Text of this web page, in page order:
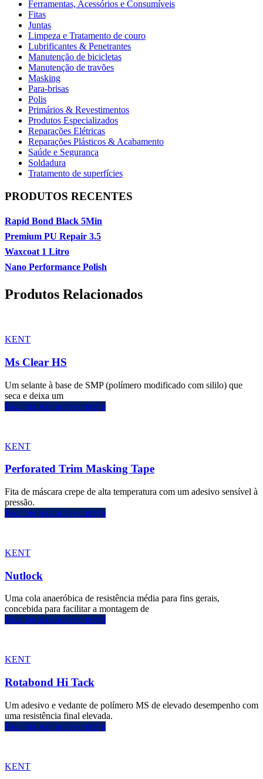
Ferramentas, Acessórios e Consumíveis
Fitas
Juntas
Limpeza e Tratamento de couro
Lubrificantes & Penetrantes
Manutenção de bicicletas
Manutenção de travões
Masking
Para-brisas
Polis
Primários & Revestimentos
Produtos Especializados
Reparações Elétricas
Reparações Plásticos & Acabamento
Saúde e Segurança
Soldadura
Tratamento de superfícies
PRODUTOS RECENTES
Rapid Bond Black 5Min
Premium PU Repair 3.5
Waxcoat 1 Litro
Nano Performance Polish
Produtos Relacionados
KENT
Ms Clear HS
Um selante à base de SMP (polímero modificado com sililo) que
seca e deixa um
Faça login para ver o preço
KENT
Perforated Trim Masking Tape
Fita de máscara crepe de alta temperatura com um adesivo sensível à
pressão.
Faça login para ver o preço
KENT
Nutlock
Uma cola anaeróbica de resistência média para fins gerais,
concebida para facilitar a montagem de
Faça login para ver o preço
KENT
Rotabond Hi Tack
Um adesivo e vedante de polímero MS de elevado desempenho com
uma resistência final elevada.
Faça login para ver o preço
KENT